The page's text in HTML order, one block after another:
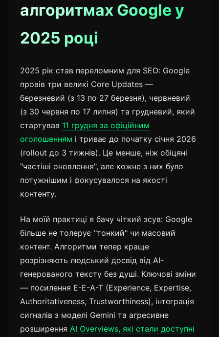
алгоритмах Google у
2025 році
2025 рік став переломним для SEO: Google
провів три великі Core Updates —
березневий (з 13 по 27 березня), червневий
(з 30 червня по 17 липня) та грудневий, який
стартував 11 грудня за офіційним
оголошенням і триває до початку січня 2026
(rollout до 3 тижнів). Це менше, ніж обіцяні
"частіші оновлення", але кожне з них було
потужнішим і фокусувалося на якості
контенту.
На моїй практиці я бачу чіткий зсув: Google
більше не толерує "тонкий" чи масовий
контент. Алгоритми тепер краще
розрізняють людський досвід від AI-
генерованого тексту без душі. Ключові зміни
— посилення E-E-A-T (Experience, Expertise,
Authoritativeness, Trustworthiness), інтеграція
сигналів з моделі Gemini та агресивне
розширення AI Overviews, які стали доступні